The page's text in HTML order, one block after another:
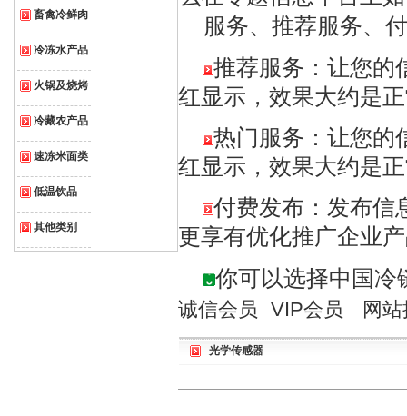
畜禽冷鲜肉
冷冻水产品
火锅及烧烤
冷藏农产品
速冻米面类
低温饮品
其他类别
服务、推荐服务、
推荐服务：让您的
红显示，效果大约是
热门服务：让您的
红显示，效果大约是
付费发布：发布信
更享有优化推广企业
你可以选择中国冷
诚信会员 VIP会员 网
光学传感器